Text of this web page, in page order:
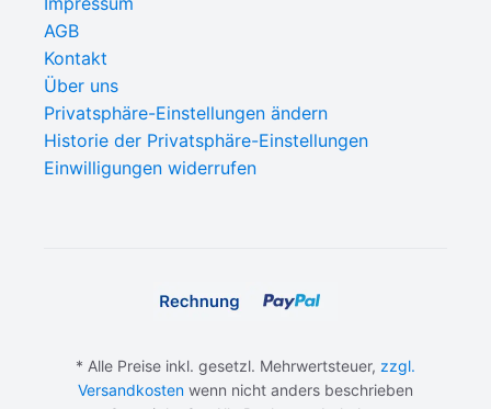
AGB
Kontakt
Über uns
Privatsphäre-Einstellungen ändern
Historie der Privatsphäre-Einstellungen
Einwilligungen widerrufen
* Alle Preise inkl. gesetzl. Mehrwertsteuer, zzgl.
Versandkosten wenn nicht anders beschrieben